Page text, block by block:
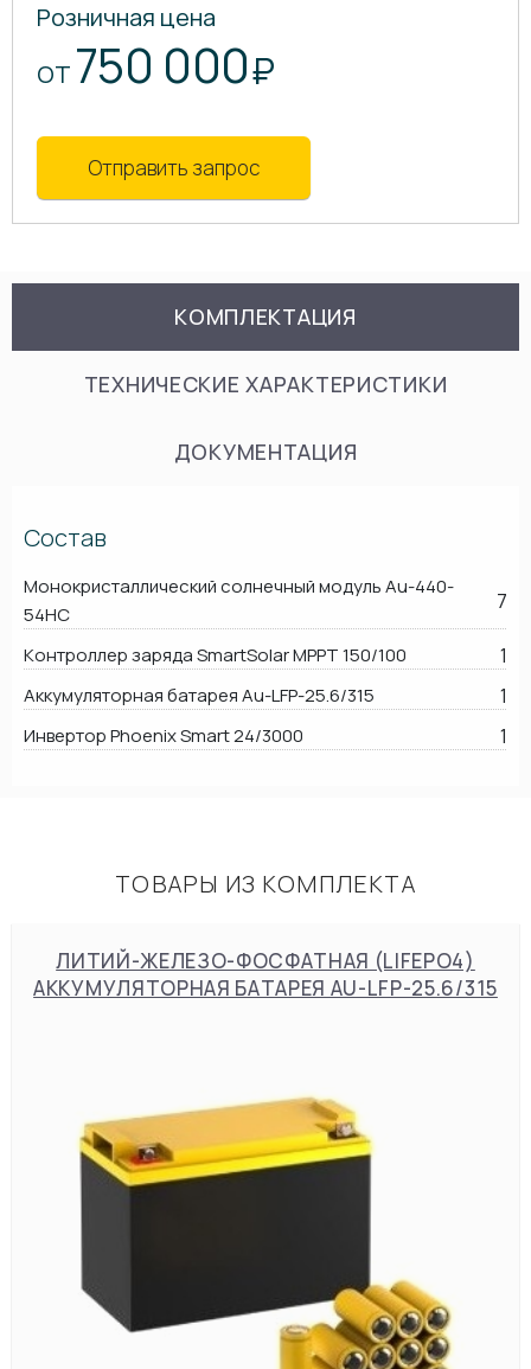
Розничная цена
ОТ 750 000₽
Отправить запрос
КОМПЛЕКТАЦИЯ
ТЕХНИЧЕСКИЕ ХАРАКТЕРИСТИКИ
ДОКУМЕНТАЦИЯ
Состав
Монокристаллический солнечный модуль Au-440-
54HC
7
Контроллер заряда SmartSolar MPPT 150/100 1
Аккумуляторная батарея Au-LFP-25.6/315 1
Инвертор Phoenix Smart 24/3000 1
ТОВАРЫ ИЗ КОМПЛЕКТА
ЛИТИЙ-ЖЕЛЕЗО-ФОСФАТНАЯ (LIFEPO4)
АККУМУЛЯТОРНАЯ БАТАРЕЯ AU-LFP-25.6/315